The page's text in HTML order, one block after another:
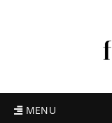
MENU